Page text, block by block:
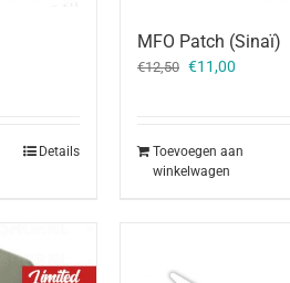
Details
MFO Patch (Sinaï)
€12,50 Oorspronkelijke
€11,00
Toevoegen aan
winkelwagen